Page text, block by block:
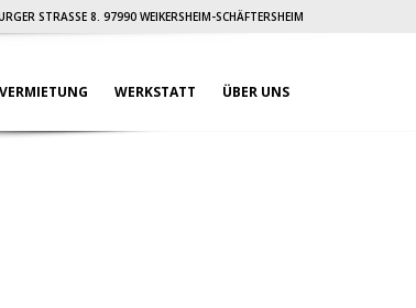
STRASSE 8. 97990 WEIKERSHEIM-SCHÄFTERSHEIM
VERMIETUNG WERKSTATT ÜBER UNS